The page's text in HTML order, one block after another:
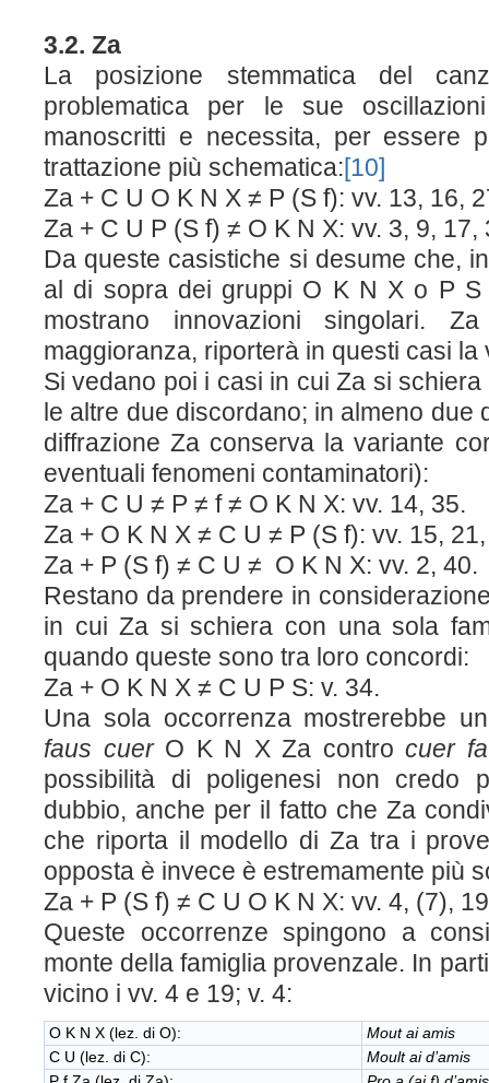
3.2. Za
La posizione stemmatica del
problematica per le sue
manoscritti e necessita, per essere
trattazione più schematica:[10]
Za + C U O K N X ≠ P (S f): vv. 13, 16,
Za + C U P (S f) ≠ O K N X: vv. 3, 9, 17,
Da queste casistiche si desume che,
al di sopra dei gruppi O K N X o P S
mostrano innovazioni singolari. Za
maggioranza, riporterà in questi casi la
Si vedano poi i casi in cui Za si schiera
le altre due discordano; in almeno due
diffrazione Za conserva la variante
eventuali fenomeni contaminatori):
Za + C U ≠ P ≠ f ≠ O K N X: vv. 14, 35.
Za + O K N X ≠ C U ≠ P (S f): vv. 15,
Za + P (S f) ≠ C U ≠ O K N X: vv. 2, 40.
Restano da prendere in
in cui Za si schiera con una sola
quando queste sono tra loro concordi:
Za + O K N X ≠ C U P S: v. 34.
Una sola occorrenza mostrerebbe
faus cuerO K N X Za controcuer
possibilità di poligenesi non credo
dubbio, anche per il fatto che Za
che riporta il modello di Za tra i
opposta è invece è estremamente più
Za + P (S f) ≠ C U O K N X: vv. 4, (7),
Queste occorrenze spingono a
monte della famiglia provenzale. In
vicino i vv. 4 e 19; v. 4:
O K N X (lez. di O):
Mout ai amis
C U (lez. di C):
Moult ai d’amis